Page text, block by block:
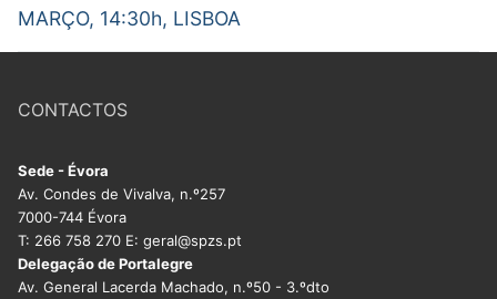
MARÇO, 14:30h, LISBOA
CONTACTOS
Sede - Évora
Av. Condes de Vivalva, n.º257
7000-744 Évora
T: 266 758 270 E: geral@spzs.pt
Delegação de Portalegre
Av. General Lacerda Machado, n.º50 - 3.ºdto